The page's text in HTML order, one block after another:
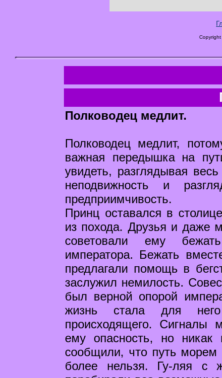
Полководец медлит.
Полководец медлит,
важная передышка на
увидеть, разглядывая
неподвижность и
предприимчивость.
Принц оставался в
из похода. Друзья и даже
советовали ему
императора. Бежать
предлагали помощь в
заслужил немилость.
был верной опорой
жизнь стала для
происходящего. Сигналы
ему опасность, но
сообщили, что путь морем
более нельзя. Гу-ляя с